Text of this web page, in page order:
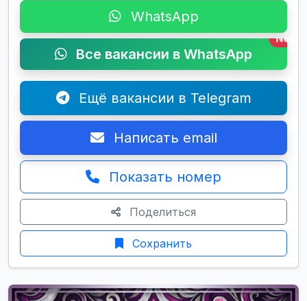
WhatsApp
Все вакансии в WhatsApp
New
Ещё вакансии в Telegram
Написать email
Показать номер
Поделиться
Сохранить